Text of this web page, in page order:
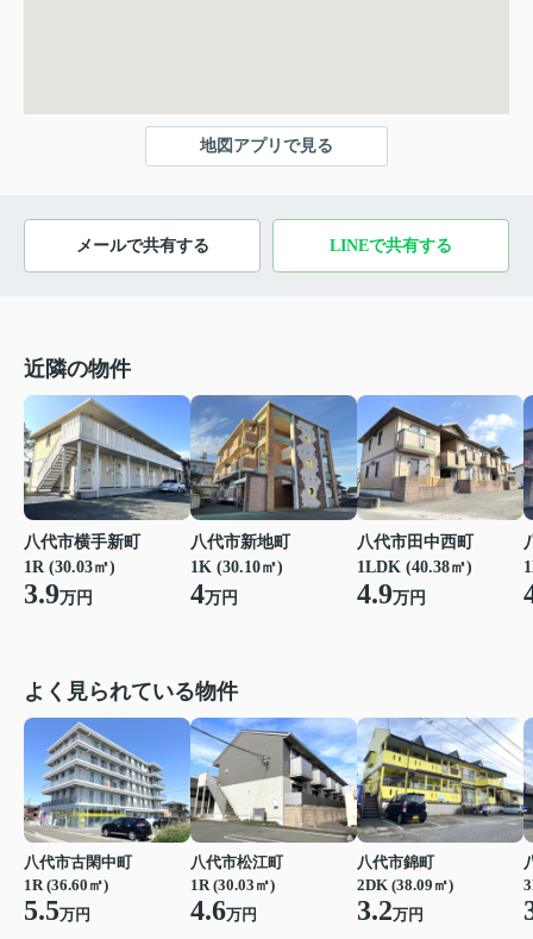
地図アプリで見る
メールで共有する LINEで共有する
近隣の物件
八代市横手新町
1R (30.03㎡)
3.9万円
八代市新地町
1K (30.10㎡)
4万円
八代市田中西町
1LDK (40.38㎡)
4.9万円
よく見られている物件
八代市古閑中町
1R (36.60㎡)
5.5万円
八代市松江町
1R (30.03㎡)
4.6万円
八代市錦町
2DK (38.09㎡)
3.2万円